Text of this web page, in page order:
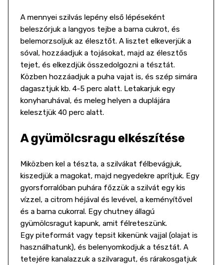
A mennyei szilvás lepény első lépéseként
beleszórjuk a langyos tejbe a barna cukrot, és
belemorzsoljuk az élesztőt. A lisztet elkeverjük a
sóval, hozzáadjuk a tojásokat, majd az élesztős
tejet, és elkezdjük összedolgozni a tésztát.
Közben hozzáadjuk a puha vajat is, és szép simára
dagasztjuk kb. 4-5 perc alatt. Letakarjuk egy
konyharuhával, és meleg helyen a duplájára
kelesztjük 40 perc alatt.
A gyümölcsragu elkészítése
Miközben kel a tészta, a szilvákat félbevágjuk,
kiszedjük a magokat, majd negyedekre aprítjuk. Egy
gyorsforralóban puhára főzzük a szilvát egy kis
vízzel, a citrom héjával és levével, a keményítővel
és a barna cukorral. Egy chutney állagú
gyümölcsragut kapunk, amit félreteszünk.
Egy piteformát vagy tepsit kikenünk vajjal (olajat is
használhatunk), és belenyomkodjuk a tésztát. A
tetejére kanalazzuk a szilvaragut, és rárakosgatjuk